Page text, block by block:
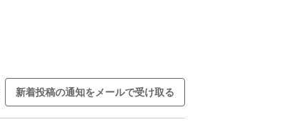
新着投稿の通知をメールで受け取る